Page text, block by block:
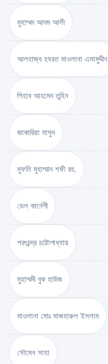
মুহাম্মদ আদম আলী
আলহাজ্ব হযরত মাওলানা এমামুদ্দীন
শিহাব আহমেদ তুহিন
জাকারিয়া মাসুদ
মুফতি মুহাম্মাদ শফী রহ.
ডেল কার্নেগী
শরৎচন্দ্র চট্টোপাধ্যায়
মুহাম্মদী বুক হাউজ
মাওলানা মোঃ মাজহারুল ইসলাম
সৌমেন সাহা